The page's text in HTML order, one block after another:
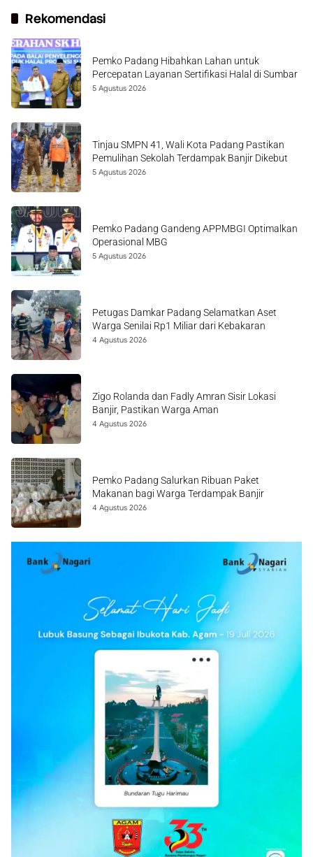
Rekomendasi
Pemko Padang Hibahkan Lahan untuk
Percepatan Layanan Sertifikasi Halal di Sumbar
5 Agustus 2026
Tinjau SMPN 41, Wali Kota Padang Pastikan
Pemulihan Sekolah Terdampak Banjir Dikebut
5 Agustus 2026
Pemko Padang Gandeng APPMBGI Optimalkan
Operasional MBG
5 Agustus 2026
Petugas Damkar Padang Selamatkan Aset
Warga Senilai Rp1 Miliar dari Kebakaran
4 Agustus 2026
Zigo Rolanda dan Fadly Amran Sisir Lokasi
Banjir, Pastikan Warga Aman
4 Agustus 2026
Pemko Padang Salurkan Ribuan Paket
Makanan bagi Warga Terdampak Banjir
4 Agustus 2026